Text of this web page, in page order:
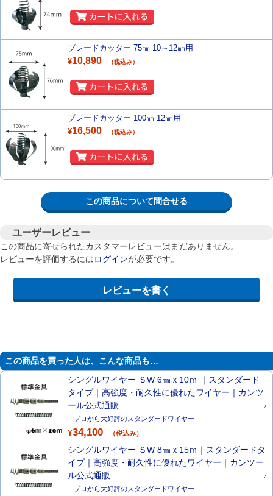
ブレードカッター 75㎜ 10～12㎜用
¥10,890 （税込み）
ブレードカッター 100㎜ 12㎜用
¥16,500 （税込み）
この商品について問合せる
ユーザーレビュー
この商品に寄せられたカスタマーレビューはまだありません。
レビューを評価するにはログインが必要です。
この商品を買った人は、こんな商品も…
シングルワイヤー ＳW 6㎜ｘ10ｍ ｜スタンダード
タイプ｜高強度・耐久性に優れたワイヤー｜カンツ
ール公式通販
プロから大好評のスタンダードワイヤー
¥34,100 （税込み）
シングルワイヤー ＳW 8㎜ｘ15ｍ｜スタンダードタ
イプ｜高強度・耐久性に優れたワイヤー｜カンツー
ル公式通販
プロから大好評のスタンダードワイヤー